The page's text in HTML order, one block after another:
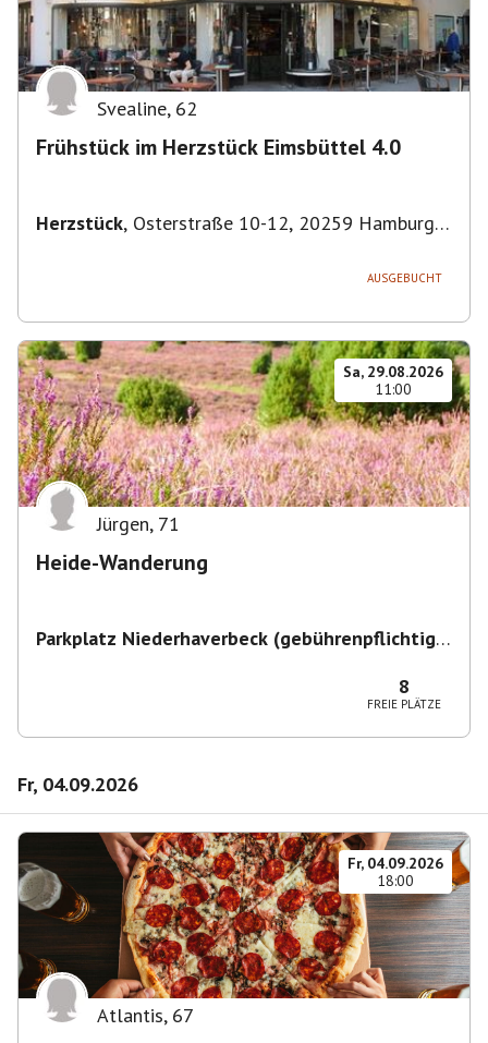
Svealine, 62
Frühstück im Herzstück Eimsbüttel 4.0
Herzstück, Osterstraße 10-12, 20259 Hamburg-
AUSGEBUCHT
Sa, 29.08.2026
11:00
Jürgen, 71
Heide-Wanderung
Parkplatz Niederhaverbeck (gebührenpflichtig),
8
FREIE PLÄTZE
Fr, 04.09.2026
Fr, 04.09.2026
18:00
Atlantis, 67